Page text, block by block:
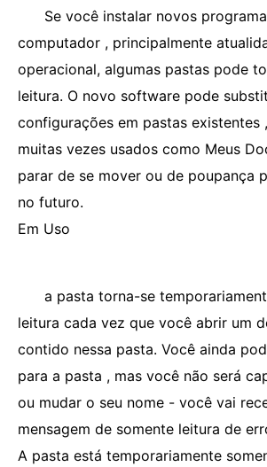
Se você instalar novos
computador , principalmente
operacional, algumas pastas pode
leitura. O novo software pode
configurações em pastas existentes
muitas vezes usados ​​como Meus
parar de se mover ou de poupança
no futuro.
Em Uso
a pasta torna-se
leitura cada vez que você abrir um
contido nessa pasta. Você ainda
para a pasta , mas você não será
ou mudar o seu nome - você vai
mensagem de somente leitura de
A pasta está temporariamente